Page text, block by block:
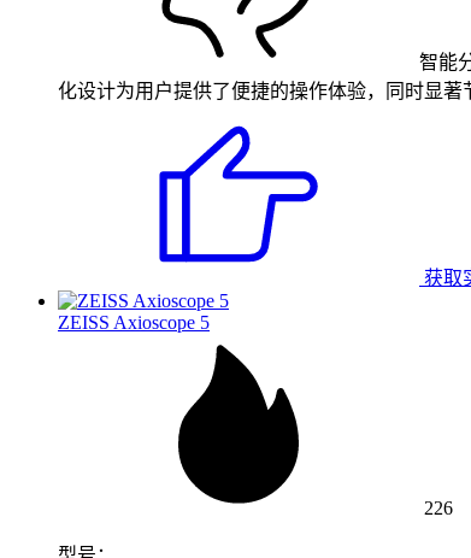
智能
化设计为用户提供了便捷的操作体验，同时显
获取
ZEISS Axioscope 5
226